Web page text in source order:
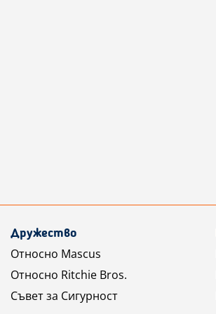
Дружество
Относно Mascus
Относно Ritchie Bros.
Съвет за Сигурност